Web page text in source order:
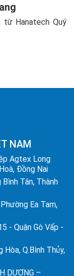
từ Hanatech Quý
NAM
Agtex Long
Đồng Nai
Tân, Thành
Ea Tam,
- Quận Gò Vấp -
Hòa, Q.Bình Thủy,
DƯƠNG –